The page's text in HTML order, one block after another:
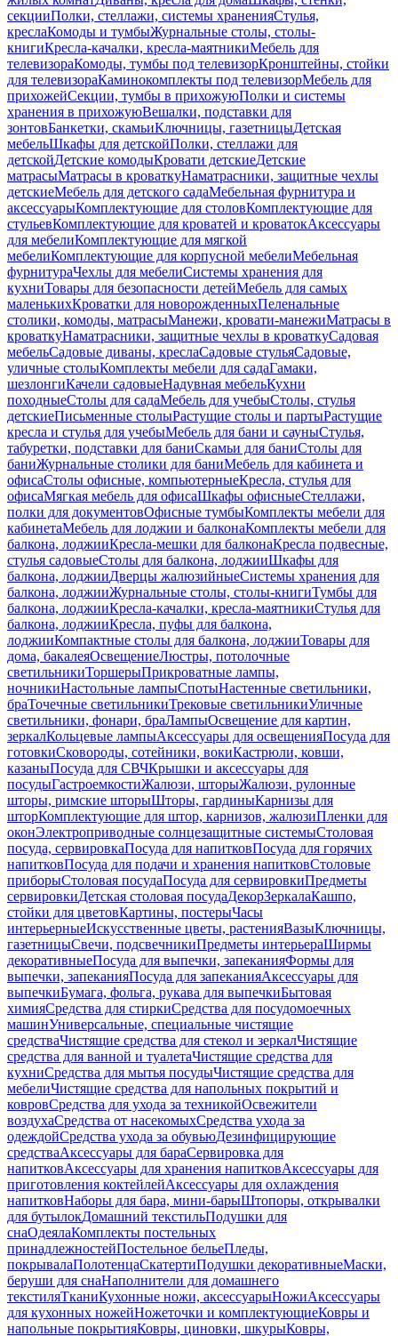
секцииПолки, стеллажи, системы храненияСтулья,
креслаКомоды и тумбыЖурнальные столы, столы-
книгиКресла-качалки, кресла-маятникиМебель для
телевизораКомоды, тумбы под телевизорКронштейны, стойки
для телевизораКаминокомплекты под телевизорМебель для
прихожейСекции, тумбы в прихожуюПолки и системы
хранения в прихожуюВешалки, подставки для
зонтовБанкетки, скамьиКлючницы, газетницыДетская
мебельШкафы для детскойПолки, стеллажи для
детскойДетские комодыКровати детскиеДетские
матрасыМатрасы в кроваткуНаматрасники, защитные чехлы
детскиеМебель для детского садаМебельная фурнитура и
аксессуарыКомплектующие для столовКомплектующие для
стульевКомплектующие для кроватей и кроватокАксессуары
для мебелиКомплектующие для мягкой
мебелиКомплектующие для корпусной мебелиМебельная
фурнитураЧехлы для мебелиСистемы хранения для
кухниТовары для безопасности детейМебель для самых
маленькихКроватки для новорожденныхПеленальные
столики, комоды, матрасыМанежи, кровати-манежиМатрасы в
кроваткуНаматрасники, защитные чехлы в кроваткуСадовая
мебельСадовые диваны, креслаСадовые стульяСадовые,
уличные столыКомплекты мебели для садаГамаки,
шезлонгиКачели садовыеНадувная мебельКухни
походныеСтолы для садаМебель для учебыСтолы, стулья
детскиеПисьменные столыРастущие столы и партыРастущие
кресла и стулья для учебыМебель для бани и сауныСтулья,
табуретки, подставки для баниСкамьи для баниСтолы для
баниЖурнальные столики для баниМебель для кабинета и
офисаСтолы офисные, компьютерныеКресла, стулья для
офисаМягкая мебель для офисаШкафы офисныеСтеллажи,
полки для документовОфисные тумбыКомплекты мебели для
кабинетаМебель для лоджии и балконаКомплекты мебели для
балкона, лоджииКресла-мешки для балконаКресла подвесные,
стулья садовыеСтолы для балкона, лоджииШкафы для
балкона, лоджииДверцы жалюзийныеСистемы хранения для
балкона, лоджииЖурнальные столы, столы-книгиТумбы для
балкона, лоджииКресла-качалки, кресла-маятникиСтулья для
балкона, лоджииКресла, пуфы для балкона,
лоджииКомпактные столы для балкона, лоджииТовары для
дома, бакалеяОсвещениеЛюстры, потолочные
светильникиТоршерыПрикроватные лампы,
ночникиНастольные лампыСпотыНастенные светильники,
браТочечные светильникиТрековые светильникиУличные
светильники, фонари, браЛампыОсвещение для картин,
зеркалКольцевые лампыАксессуары для освещенияПосуда для
готовкиСковороды, сотейники, вокиКастрюли, ковши,
казаныПосуда для СВЧКрышки и аксессуары для
посудыГастроемкостиЖалюзи, шторыЖалюзи, рулонные
шторы, римские шторыШторы, гардиныКарнизы для
шторКомплектующие для штор, карнизов, жалюзиПленки для
оконЭлектроприводные солнцезащитные системыСтоловая
посуда, сервировкаПосуда для напитковПосуда для горячих
напитковПосуда для подачи и хранения напитковСтоловые
приборыСтоловая посудаПосуда для сервировкиПредметы
сервировкиДетская столовая посудаДекорЗеркалаКашпо,
стойки для цветовКартины, постерыЧасы
интерьерныеИскусственные цветы, растенияВазыКлючницы,
газетницыСвечи, подсвечникиПредметы интерьераШирмы
декоративныеПосуда для выпечки, запеканияФормы для
выпечки, запеканияПосуда для запеканияАксессуары для
выпечкиБумага, фольга, рукава для выпечкиБытовая
химияСредства для стиркиСредства для посудомоечных
машинУниверсальные, специальные чистящие
средстваЧистящие средства для стекол и зеркалЧистящие
средства для ванной и туалетаЧистящие средства для
кухниСредства для мытья посудыЧистящие средства для
мебелиЧистящие средства для напольных покрытий и
ковровСредства для ухода за техникойОсвежители
воздухаСредства от насекомыхСредства ухода за
одеждойСредства ухода за обувьюДезинфицирующие
средстваАксессуары для бараСервировка для
напитковАксессуары для хранения напитковАксессуары для
приготовления коктейлейАксессуары для охлаждения
напитковНаборы для бара, мини-барыШтопоры, открывалки
для бутылокДомашний текстильПодушки для
снаОдеялаКомплекты постельных
принадлежностейПостельное бельеПледы,
покрывалаПолотенцаСкатертиПодушки декоративныеМаски,
беруши для снаНаполнители для домашнего
текстиляТканиКухонные ножи, аксессуарыНожиАксессуары
для кухонных ножейНожеточки и комплектующиеКовры и
напольные покрытияКовры, циновки, шкурыКовры,